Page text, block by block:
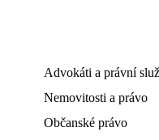
Advokáti a právní
Nemovitosti a právo
Občanské právo